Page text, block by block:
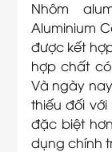
Nhôm
Aluminium
được kết
hợp chất
Và ngày
thiếu đối
đặc biệt
dụng chính